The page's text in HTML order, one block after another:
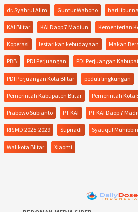
dr. Syahrul Alim Guntur Wahono hari libur
KAI Blitar KAI Daop 7 Madiun Kementerian
Koperasi lestarikan kebudayaan Makan
PBB PDI Perjuangan PDI Perjuangan
PDI Perjuangan Kota Blitar peduli lingkungan
Pemerintah Kabupaten Blitar Pemerintah Kota
Prabowo Subianto PT KAI PT KAI Daop 7
RPJMD 2025-2029 Supriadi Syauqul Muhibbin
Walikota Blitar Xiaomi